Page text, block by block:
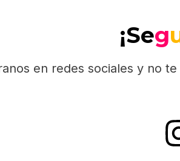
¡Seg
en redes sociales y no